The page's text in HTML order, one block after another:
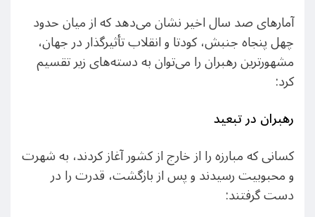
آمارهای صد سال اخیر نشان می‌دهد که از میان حدود
چهل پنجاه جنبش، کودتا و انقلاب تأثیرگذار در جهان،
مشهورترین رهبران را می‌توان به دسته‌های زیر تقسیم
کرد:
رهبران در تبعید
کسانی که مبارزه را از خارج از کشور آغاز کردند، به شهرت
و محبوبیت رسیدند و پس از بازگشت، قدرت را در
دست گرفتند: